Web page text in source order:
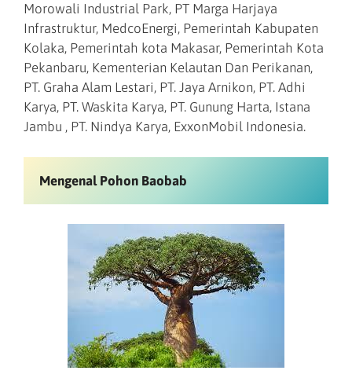
Morowali Industrial Park, PT Marga Harjaya
Infrastruktur, MedcoEnergi, Pemerintah Kabupaten
Kolaka, Pemerintah kota Makasar, Pemerintah Kota
Pekanbaru, Kementerian Kelautan Dan Perikanan,
PT. Graha Alam Lestari, PT. Jaya Arnikon, PT. Adhi
Karya, PT. Waskita Karya, PT. Gunung Harta, Istana
Jambu , PT. Nindya Karya, ExxonMobil Indonesia.
Mengenal Pohon Baobab